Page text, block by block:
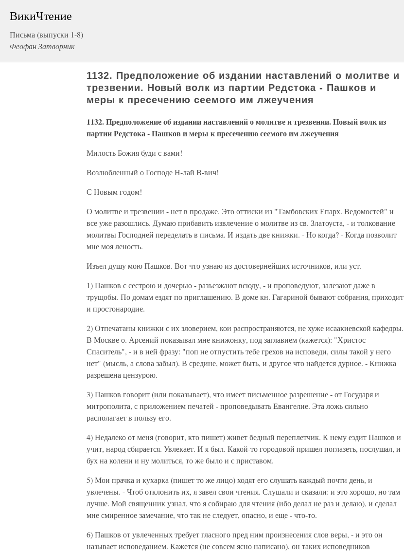
ВикиЧтение
Письма (выпуски 1-8)
Феофан Затворник
1132. Предположение об издании наставлений о молитве и
трезвении. Новый волк из партии Редстока - Пашков и
меры к пресечению сеемого им лжеучения
1132. Предположение об издании наставлений о молитве и трезвении. Новый волк из
партии Редстока - Пашков и меры к пресечению сеемого им лжеучения
Милость Божия буди с вами!
Возлюбленный о Господе Н-лай В-вич!
С Новым годом!
О молитве и трезвении - нет в продаже. Это оттиски из "Тамбовских Епарх. Ведомостей" и
все уже разошлись. Думаю прибавить извлечение о молитве из св. Златоуста, - и толкование
молитвы Господней переделать в письма. И издать две книжки. - Но когда? - Когда позволит
мне моя леность.
Изъел душу мою Пашков. Вот что узнаю из достовернейших источников, или уст.
1) Пашков с сестрою и дочерью - разъезжают всюду, - и проповедуют, залезают даже в
трущобы. По домам ездят по приглашению. В доме кн. Гагариной бывают собрания, приходит
и простонародие.
2) Отпечатаны книжки с их зловерием, кои распространяются, не хуже исаакиевской кафедры.
В Москве о. Арсений показывал мне книжонку, под заглавием (кажется): "Христос
Спаситель", - и в ней фразу: "поп не отпустить тебе грехов на исповеди, силы такой у него
нет" (мысль, а слова забыл). В средине, может быть, и другое что найдется дурное. - Книжка
разрешена цензурою.
3) Пашков говорит (или показывает), что имеет письменное разрешение - от Государя и
митрополита, с приложением печатей - проповедывать Евангелие. Эта ложь сильно
располагает в пользу его.
4) Недалеко от меня (говорит, кто пишет) живет бедный переплетчик. К нему ездит Пашков и
учит, народ сбирается. Увлекает. И я был. Какой-то городовой пришел поглазеть, послушал, и
бух на колени и ну молиться, то же было и с приставом.
5) Мои прачка и кухарка (пишет то же лицо) ходят его слушать каждый почти день, и
увлечены. - Чтоб отклонить их, я завел свои чтения. Слушали и сказали: и это хорошо, но там
лучше. Мой священник узнал, что я собираю для чтения (ибо делал не раз и делаю), и сделал
мне смиренное замечание, что так не следует, опасно, и еще - что-то.
6) Пашков от увлеченных требует гласного пред ним произнесения слов веры, - и это он
называет исповеданием. Кажется (не совсем ясно написано), он таких исповедников